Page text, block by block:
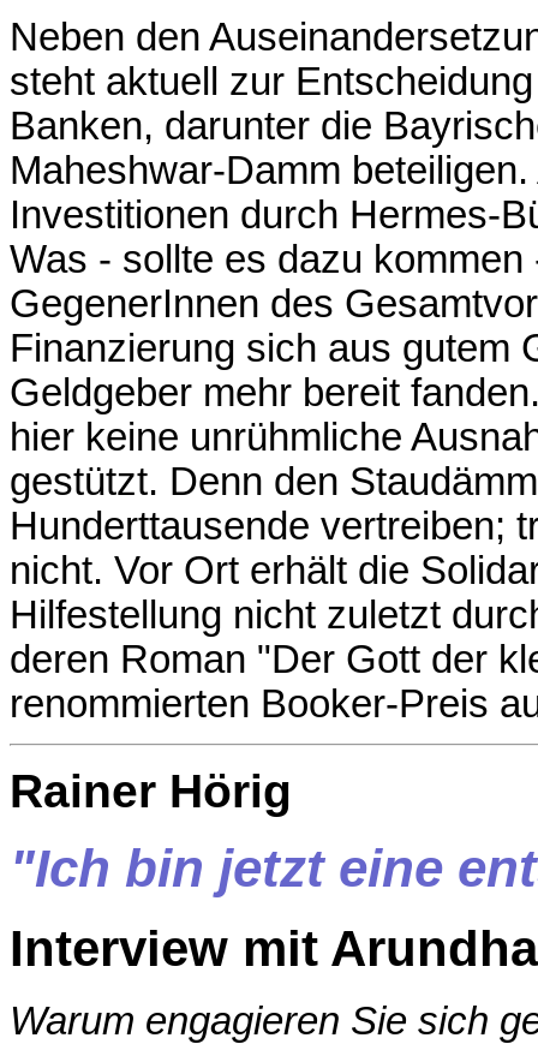
Neben den
steht aktuell zur
Banken, darunter die
Maheshwar-Damm
Investitionen durch Hermes-
Was - sollte es dazu
GegenerInnen des
Finanzierung sich aus gutem
Geldgeber mehr bereit
hier keine unrühmliche
gestützt. Denn den
Hunderttausende vertreiben;
nicht. Vor Ort erhält die
Hilfestellung nicht zuletzt
deren Roman "Der Gott der
renommierten Booker-Preis
Rainer Hörig
"Ich bin jetzt eine
Interview mit
Warum engagieren Sie sich